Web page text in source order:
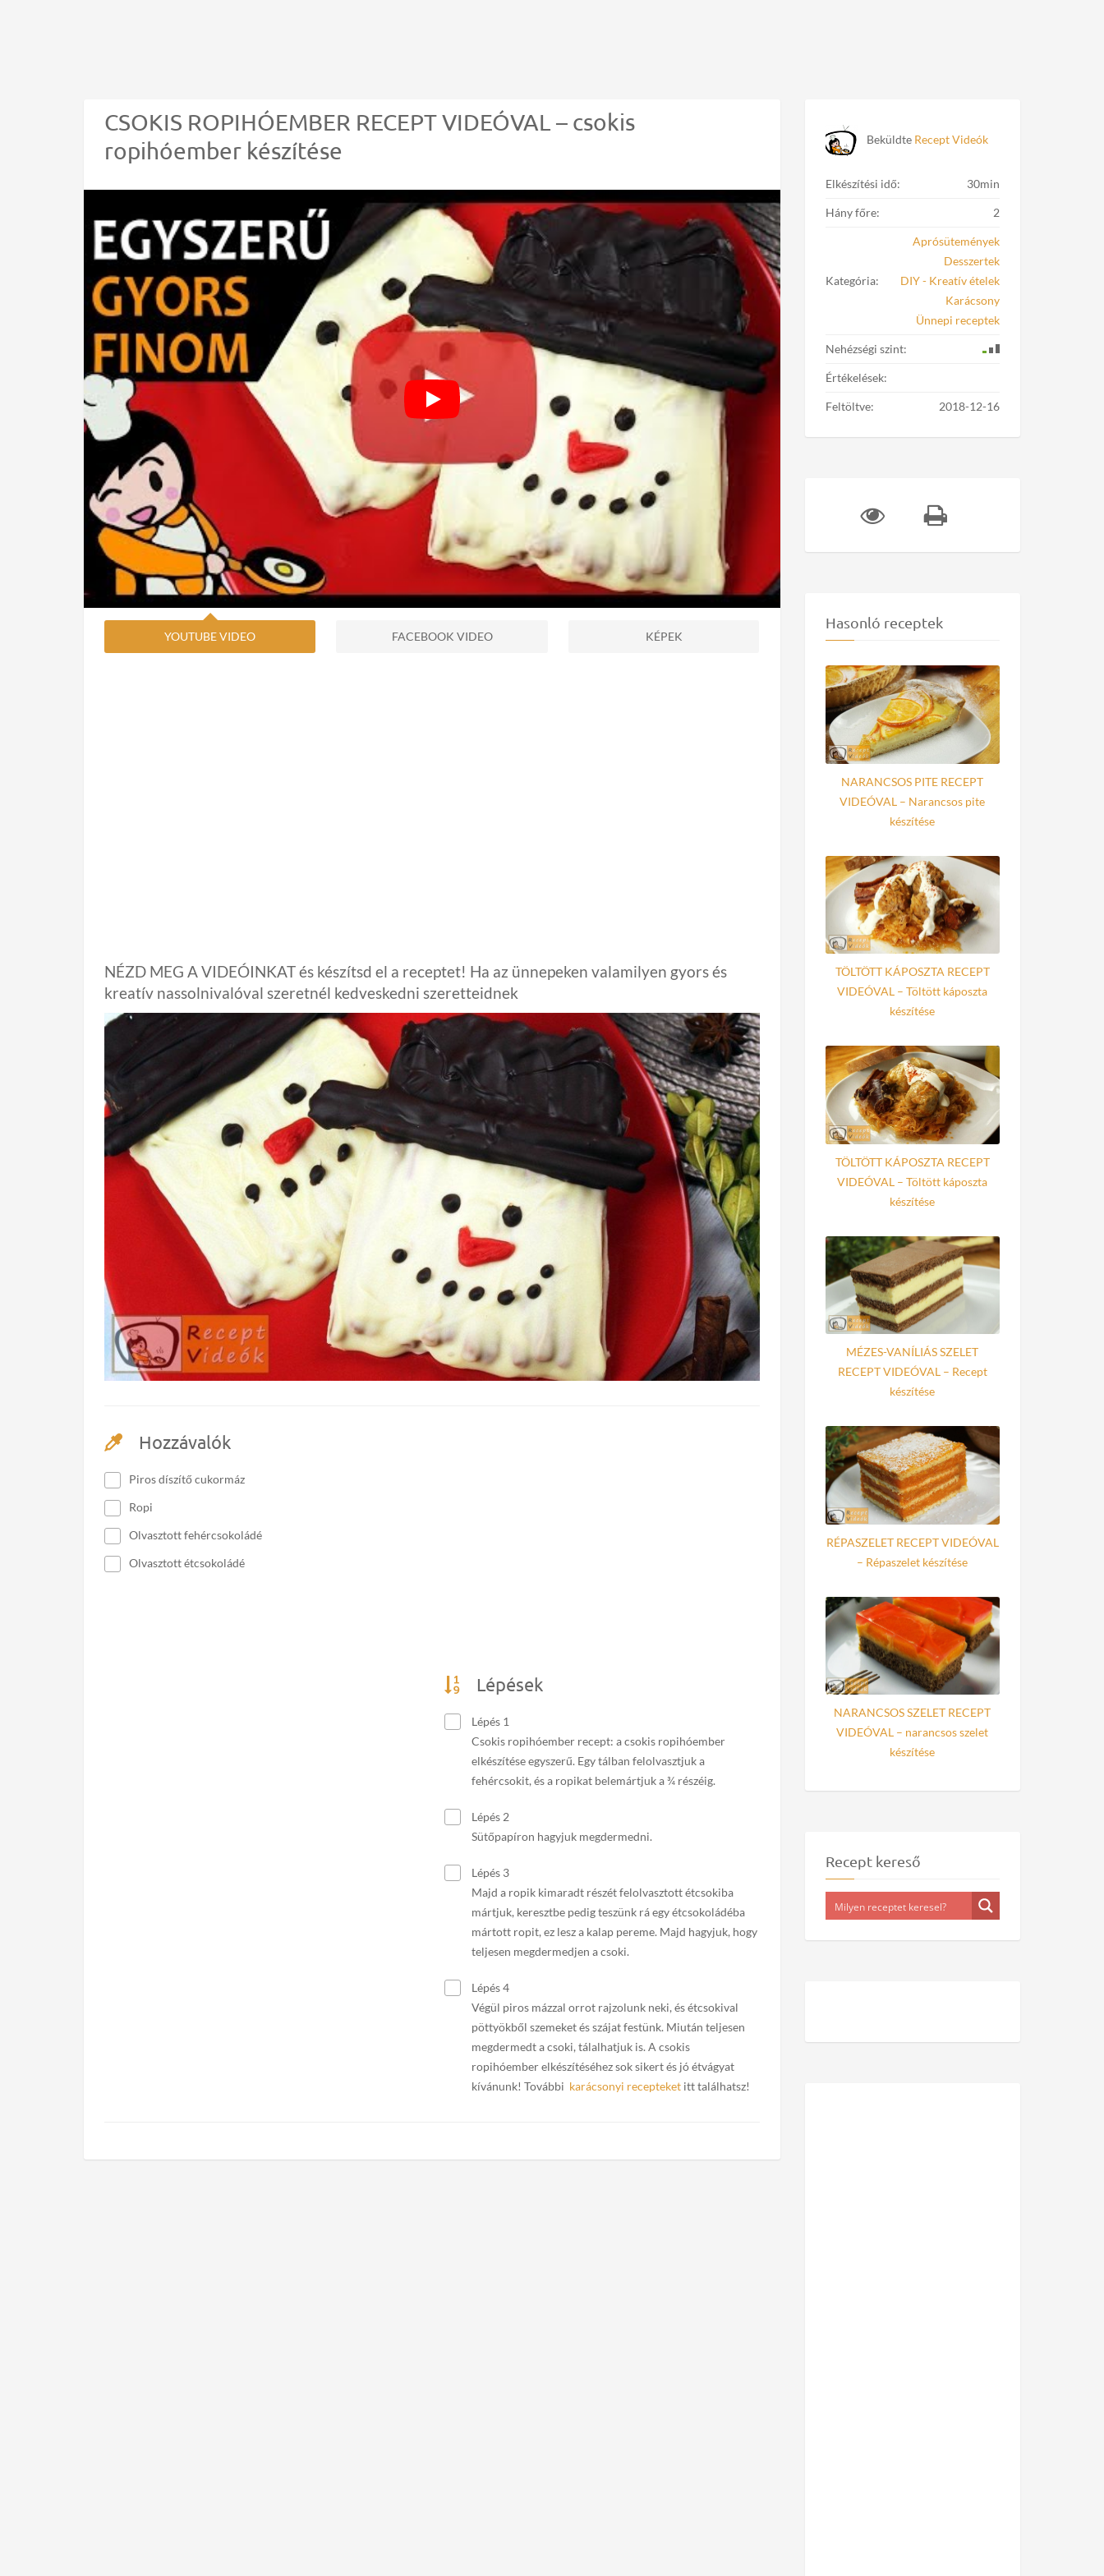
CSOKIS ROPIHÓEMBER RECEPT VIDEÓVAL – csokis
ropihóember készítése
YOUTUBE VIDEO FACEBOOK VIDEO KÉPEK
NÉZD MEG A VIDEÓINKAT és készítsd el a receptet! Ha az ünnepeken valamilyen gyors és
kreatív nassolnivalóval szeretnél kedveskedni szeretteidnek
Hozzávalók
Piros díszítő cukormáz
Ropi
Olvasztott fehércsokoládé
Olvasztott étcsokoládé
Lépések
Lépés 1
Csokis ropihóember recept: a csokis ropihóember
elkészítése egyszerű. Egy tálban felolvasztjuk a
fehércsokit, és a ropikat belemártjuk a ¾ részéig.
Lépés 2
Sütőpapíron hagyjuk megdermedni.
Lépés 3
Majd a ropik kimaradt részét felolvasztott étcsokiba
mártjuk, keresztbe pedig teszünk rá egy étcsokoládéba
mártott ropit, ez lesz a kalap pereme. Majd hagyjuk, hogy
teljesen megdermedjen a csoki.
Lépés 4
Végül piros mázzal orrot rajzolunk neki, és étcsokival
pöttyökből szemeket és szájat festünk. Miután teljesen
megdermedt a csoki, tálalhatjuk is. A csokis
ropihóember elkészítéséhez sok sikert és jó étvágyat
kívánunk! További karácsonyi recepteketitt találhatsz!
Beküldte Recept Videók
Elkészítési idő: 30min
Hány főre: 2
Kategória:
Aprósütemények
Desszertek
DIY - Kreatív ételek
Karácsony
Ünnepi receptek
Nehézségi szint:
Értékelések:
Feltöltve: 2018-12-16
Hasonló receptek
NARANCSOS PITE RECEPT
VIDEÓVAL – Narancsos pite
készítése
TÖLTÖTT KÁPOSZTA RECEPT
VIDEÓVAL – Töltött káposzta
készítése
TÖLTÖTT KÁPOSZTA RECEPT
VIDEÓVAL – Töltött káposzta
készítése
MÉZES-VANÍLIÁS SZELET
RECEPT VIDEÓVAL – Recept
készítése
RÉPASZELET RECEPT VIDEÓVAL
– Répaszelet készítése
NARANCSOS SZELET RECEPT
VIDEÓVAL – narancsos szelet
készítése
Recept kereső